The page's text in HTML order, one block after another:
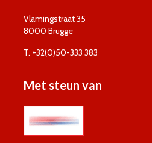
Vlamingstraat 35
8000 Brugge
T. +32(0)50-333 383
Met steun van